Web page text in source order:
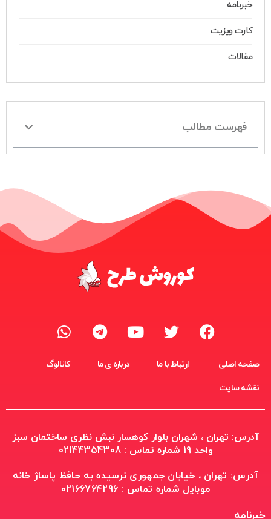
خبرنامه
کارت ویزیت
مقالات
فهرست مطالب
صفحه اصلی ارتباط با ما درباره ی ما کاتالوگ
نقشه سایت
آدرس: تهران ، شهران بلوار کوهسار نبش نظری ساختمان سبز
واحد 19 شماره تماس : 02144354308
آدرس: تهران ، خیابان جمهوری نرسیده به حافظ پاساژ خانه
موبایل شماره تماس : 02166764296
خبرنامه